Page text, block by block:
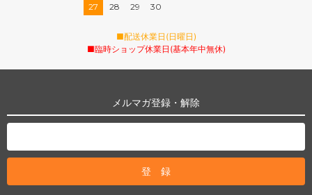
27
28 29 30
■配送休業日(日曜日)
■臨時ショップ休業日(基本年中無休)
メルマガ登録・解除